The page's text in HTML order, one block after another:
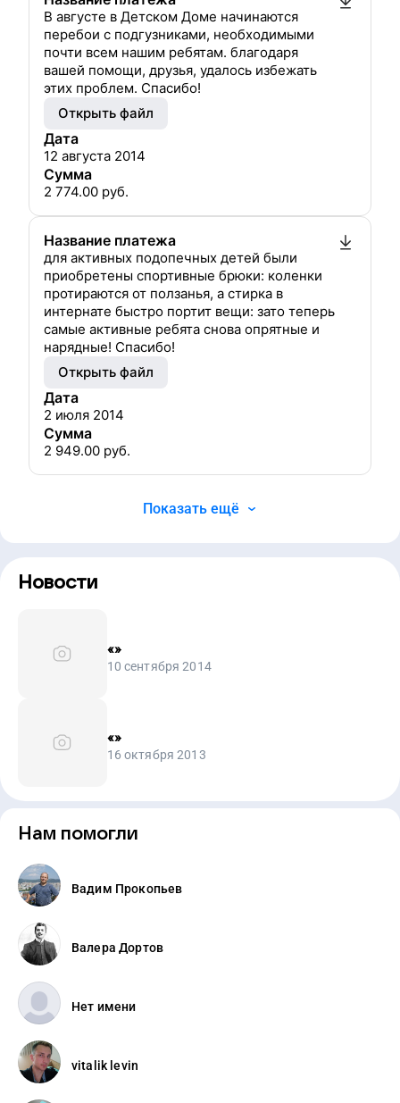
В августе в Детском Доме начинаются
перебои с подгузниками, необходимыми
почти всем нашим ребятам. благодаря
вашей помощи, друзья, удалось избежать
этих проблем. Спасибо!
Открыть файл
Дата
12 августа 2014
Сумма
2 774.00 руб.
Название платежа
для активных подопечных детей были
приобретены спортивные брюки: коленки
протираются от ползанья, а стирка в
интернате быстро портит вещи: зато теперь
самые активные ребята снова опрятные и
нарядные! Спасибо!
Открыть файл
Дата
2 июля 2014
Сумма
2 949.00 руб.
Показать ещё
Новости
«»
10 сентября 2014
«»
16 октября 2013
Нам помогли
Вадим Прокопьев
Валера Дортов
Нет имени
vitalik levin